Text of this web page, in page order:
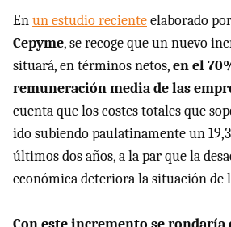
Enun estudio recienteelaborado
Cepyme, se recoge que un nuevo
situará, en términos netos,en el
remuneración media de las
cuenta que los costes totales que
ido subiendo paulatinamente un
últimos dos años, a la par que la
económica deteriora la situación de